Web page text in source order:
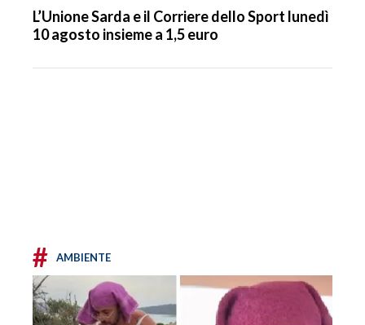
L’Unione Sarda e il Corriere dello Sport lunedì
10 agosto insieme a 1,5 euro
# AMBIENTE